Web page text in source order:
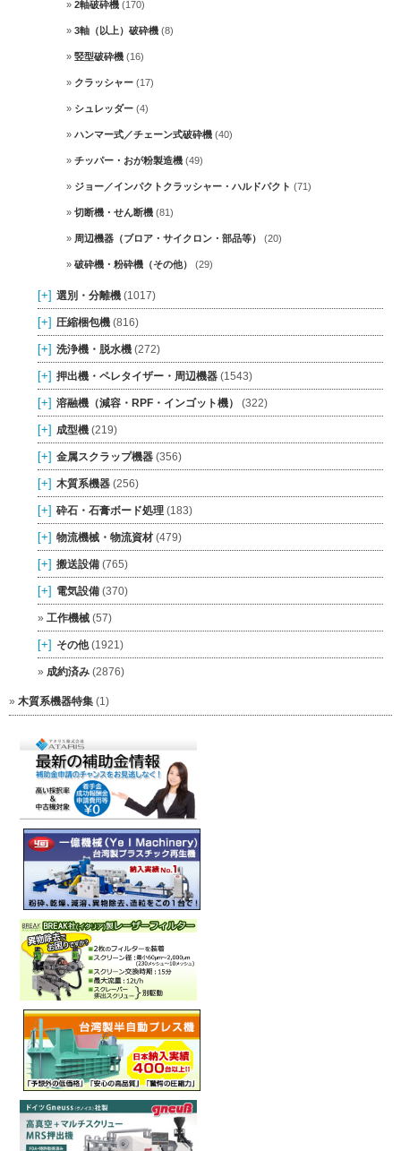
2軸破砕機 (170)
3軸（以上）破砕機 (8)
竪型破砕機 (16)
クラッシャー (17)
シュレッダー (4)
ハンマー式／チェーン式破砕機 (40)
チッパー・おが粉製造機 (49)
ジョー／インパクトクラッシャー・ハルドパクト (71)
切断機・せん断機 (81)
周辺機器（ブロア・サイクロン・部品等） (20)
破砕機・粉砕機（その他） (29)
[+] 選別・分離機 (1017)
[+] 圧縮梱包機 (816)
[+] 洗浄機・脱水機 (272)
[+] 押出機・ペレタイザー・周辺機器 (1543)
[+] 溶融機（減容・RPF・インゴット機） (322)
[+] 成型機 (219)
[+] 金属スクラップ機器 (356)
[+] 木質系機器 (256)
[+] 砕石・石膏ボード処理 (183)
[+] 物流機械・物流資材 (479)
[+] 搬送設備 (765)
[+] 電気設備 (370)
工作機械 (57)
[+] その他(1921)
成約済み (2876)
木質系機器特集 (1)